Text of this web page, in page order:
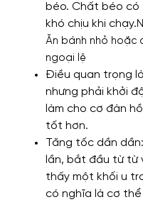
béo. Chất béo có
khó chịu khi chạy.
Ăn bánh nhỏ hoặc
ngoại lệ
Điều quan trọng
nhưng phải khởi
làm cho cơ đàn
tốt hơn.
Tăng tốc dần
lần, bắt đầu từ từ
thấy một khối u
có nghĩa là cơ